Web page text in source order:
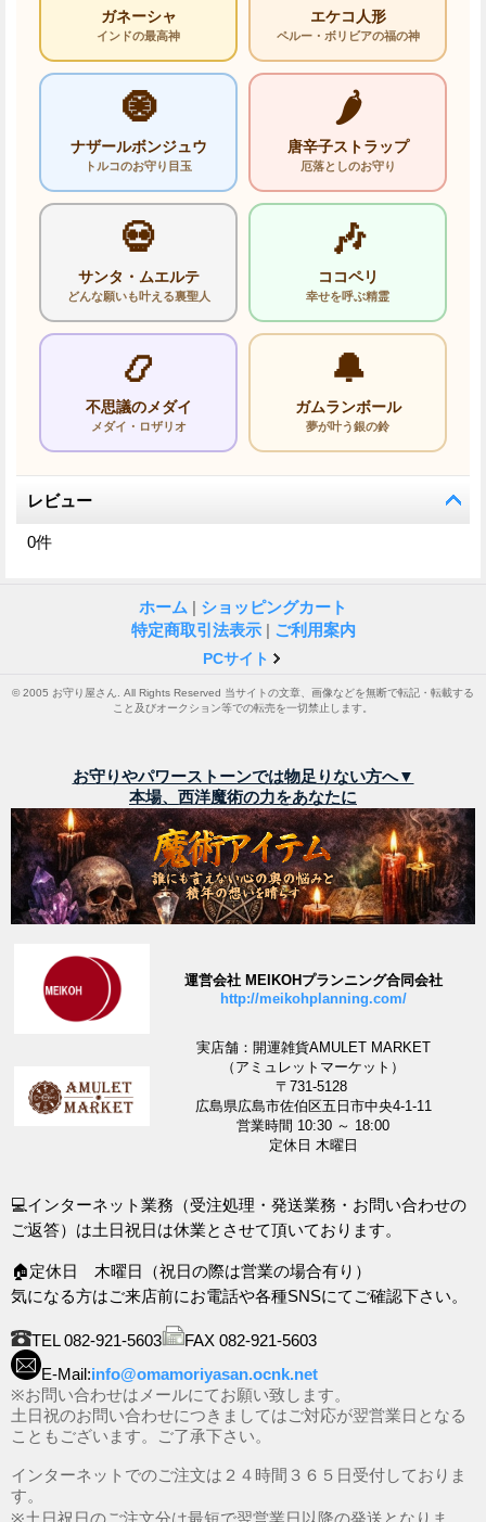
ガネーシャ
インドの最高神
エケコ人形
ペルー・ボリビアの福の神
🧿
ナザールボンジュウ
トルコのお守り目玉
🌶️
唐辛子ストラップ
厄落としのお守り
💀
サンタ・ムエルテ
どんな願いも叶える裏聖人
🎶
ココペリ
幸せを呼ぶ精霊
📿
不思議のメダイ
メダイ・ロザリオ
🔔
ガムランボール
夢が叶う銀の鈴
レビュー
0件
ホーム | ショッピングカート
特定商取引法表示 | ご利用案内
PCサイト
© 2005 お守り屋さん. All Rights Reserved 当サイトの文章、画像などを無断で転記・転載する
こと及びオークション等での転売を一切禁止します。
お守りやパワーストーンでは物足りない方へ▼
本場、西洋魔術の力をあなたに
運営会社 MEIKOHプランニング合同会社
http://meikohplanning.com/
実店舗：開運雑貨AMULET MARKET
（アミュレットマーケット）
〒731-5128
広島県広島市佐伯区五日市中央4-1-11
営業時間 10:30 ～ 18:00
定休日 木曜日
💻インターネット業務（受注処理・発送業務・お問い合わせの
ご返答）は土日祝日は休業とさせて頂いております。
🏠定休日 木曜日（祝日の際は営業の場合有り）
気になる方はご来店前にお電話や各種SNSにてご確認下さい。
TEL 082-921-5603
FAX 082-921-5603
E-Mail:info@omamoriyasan.ocnk.net
※お問い合わせはメールにてお願い致します。
土日祝のお問い合わせにつきましてはご対応が翌営業日となる
こともございます。ご了承下さい。
インターネットでのご注文は２４時間３６５日受付しておりま
す。
※土日祝日のご注文分は最短で翌営業日以降の発送となりま